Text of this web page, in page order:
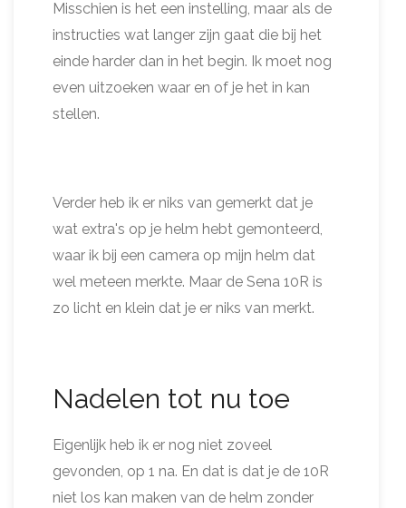
Misschien is het een instelling, maar als de
instructies wat langer zijn gaat die bij het
einde harder dan in het begin. Ik moet nog
even uitzoeken waar en of je het in kan
stellen.
Verder heb ik er niks van gemerkt dat je
wat extra's op je helm hebt gemonteerd,
waar ik bij een camera op mijn helm dat
wel meteen merkte. Maar de Sena 10R is
zo licht en klein dat je er niks van merkt.
Nadelen tot nu toe
Eigenlijk heb ik er nog niet zoveel
gevonden, op 1 na. En dat is dat je de 10R
niet los kan maken van de helm zonder